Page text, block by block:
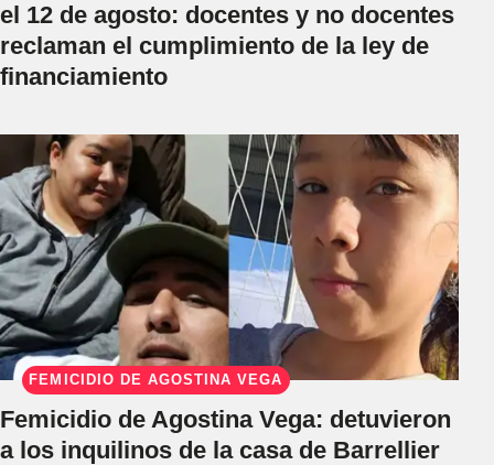
el 12 de agosto: docentes y no docentes
reclaman el cumplimiento de la ley de
financiamiento
FEMICIDIO DE AGOSTINA VEGA
Femicidio de Agostina Vega: detuvieron
a los inquilinos de la casa de Barrellier